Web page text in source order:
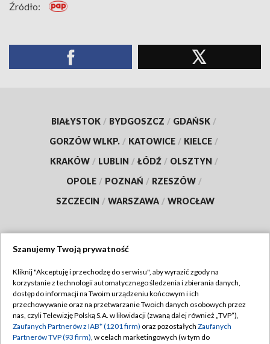
Źródło:
BIAŁYSTOK / BYDGOSZCZ / GDAŃSK /
GORZÓW WLKP. / KATOWICE / KIELCE /
KRAKÓW / LUBLIN / ŁÓDŹ / OLSZTYN /
OPOLE / POZNAŃ / RZESZÓW /
SZCZECIN / WARSZAWA / WROCŁAW
TVP
Abonament TVP
Emisja w TVP
Regulamin TVP
Polityka prywatności
Szanujemy Twoją prywatność
Kliknij "Akceptuję i przechodzę do serwisu", aby wyrazić zgody na
korzystanie z technologii automatycznego śledzenia i zbierania danych,
dostęp do informacji na Twoim urządzeniu końcowym i ich
przechowywanie oraz na przetwarzanie Twoich danych osobowych przez
nas, czyli Telewizję Polską S.A. w likwidacji (zwaną dalej również „TVP”),
Zaufanych Partnerów z IAB* (1201 firm) oraz pozostałych Zaufanych
Partnerów TVP (93 firm), w celach marketingowych (w tym do